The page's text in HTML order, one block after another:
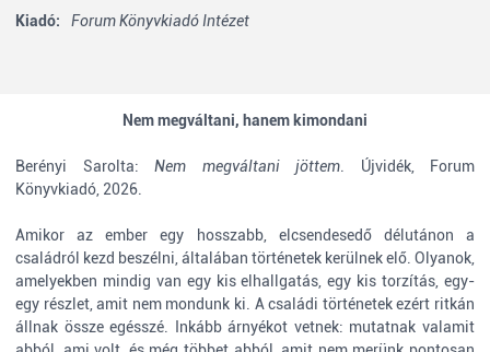
Kiadó:
Forum Könyvkiadó Intézet
Nem megváltani, hanem kimondani
Berényi Sarolta: Nem megváltani jöttem . Újvidék, Forum
Könyvkiadó, 2026.
Amikor az ember egy hosszabb, elcsendesedő délutánon a
családról kezd beszélni, általában történetek kerülnek elő. Olyanok,
amelyekben mindig van egy kis elhallgatás, egy kis torzítás, egy-
egy részlet, amit nem mondunk ki. A családi történetek ezért ritkán
állnak össze egésszé. Inkább árnyékot vetnek: mutatnak valamit